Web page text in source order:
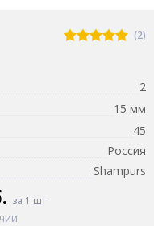
(2)
2
15 мм
45
Россия
Shampurs
за 1 шт